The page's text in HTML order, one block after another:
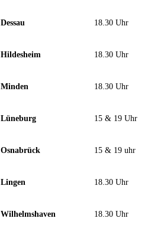
Dessau 18.30 Uhr
Hildesheim 18.30 Uhr
Minden 18.30 Uhr
Lüneburg 15 & 19 Uhr
Osnabrück 15 & 19 uhr
Lingen 18.30 Uhr
Wilhelmshaven 18.30 Uhr